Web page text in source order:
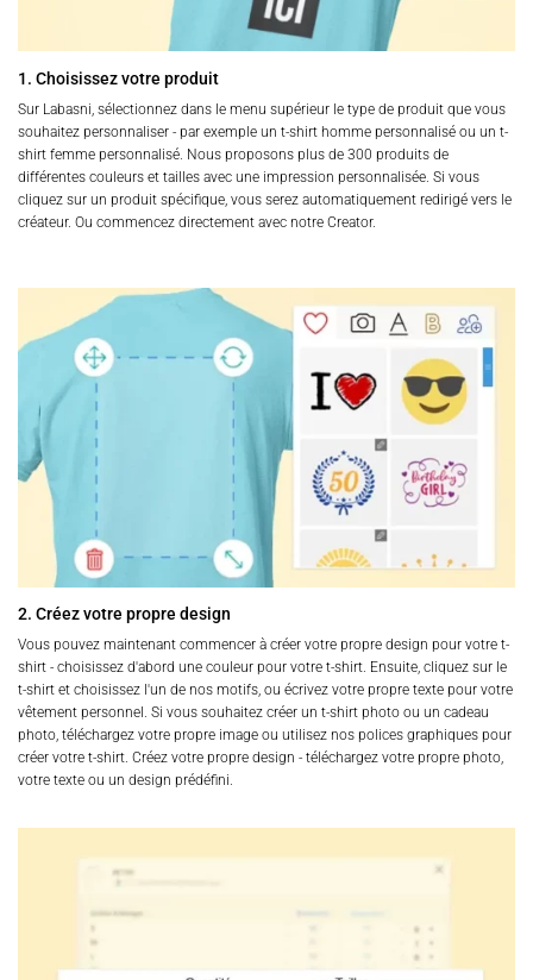
du
1. Choisissez votre produit
Sur Labasni, sélectionnez dans le menu supérieur le type de produit que vous
souhaitez personnaliser - par exemple un t-shirt homme personnalisé ou un t-
shirt femme personnalisé. Nous proposons plus de 300 produits de
différentes couleurs et tailles avec une impression personnalisée. Si vous
cliquez sur un produit spécifique, vous serez automatiquement redirigé vers le
créateur. Ou commencez directement avec notre Creator.
2. Créez votre propre design
Vous pouvez maintenant commencer à créer votre propre design pour votre t-
shirt - choisissez d'abord une couleur pour votre t-shirt. Ensuite, cliquez sur le
t-shirt et choisissez l'un de nos motifs, ou écrivez votre propre texte pour votre
vêtement personnel. Si vous souhaitez créer un t-shirt photo ou un cadeau
photo, téléchargez votre propre image ou utilisez nos polices graphiques pour
créer votre t-shirt. Créez votre propre design - téléchargez votre propre photo,
votre texte ou un design prédéfini.